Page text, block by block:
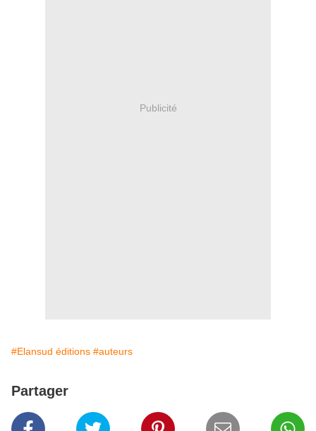
Publicité
#Elansud éditions #auteurs
Partager